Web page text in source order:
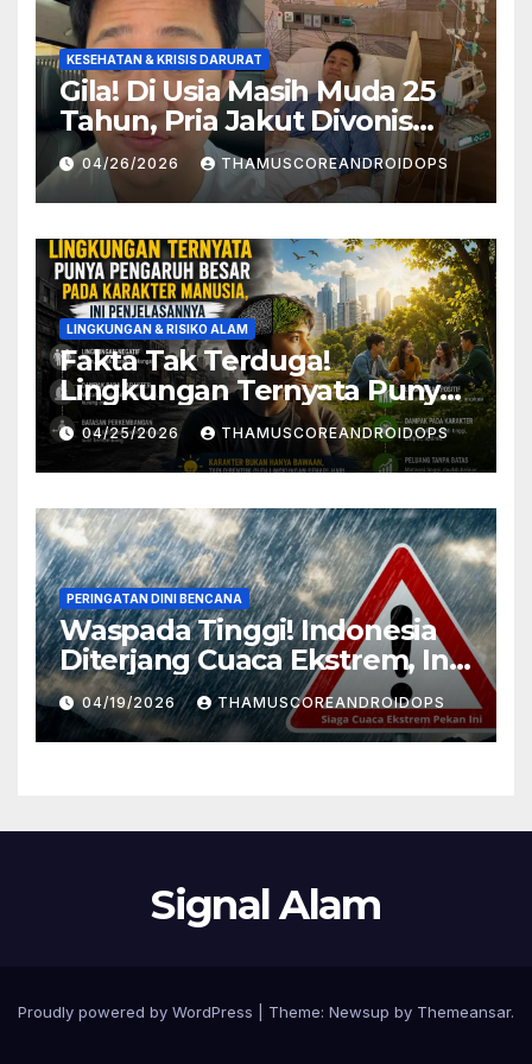
KESEHATAN & KRISIS DARURAT
Gila! Di Usia Masih Muda 25
Tahun, Pria Jakut Divonis
Kanker Limfoma, Ini Dugaan
Penyebabnya
04/26/2026 THAMUSCOREANDROIDOPS
LINGKUNGAN & RISIKO ALAM
Fakta Tak Terduga!
Lingkungan Ternyata Punya
Pengaruh Besar Pada
Karakter Manusia, Ini
Penjelasannya
04/25/2026 THAMUSCOREANDROIDOPS
PERINGATAN DINI BENCANA
Waspada Tinggi! Indonesia
Diterjang Cuaca Ekstrem, Ini
Daftar Daerah Rawan
04/19/2026 THAMUSCOREANDROIDOPS
Signal Alam
Proudly powered by WordPress Theme: Newsup by Themeansar.